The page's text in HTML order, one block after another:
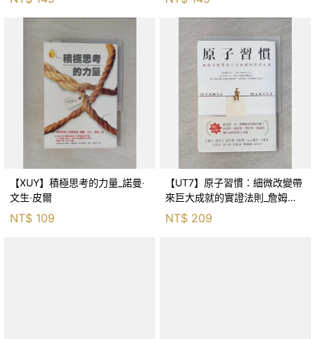
【XUY】積極思考的力量_諾曼‧
文生‧皮爾
NT$ 109
【UT7】原子習慣：細微改變帶
來巨大成就的實證法則_詹姆斯‧
克利爾, 蔡世偉
NT$ 209